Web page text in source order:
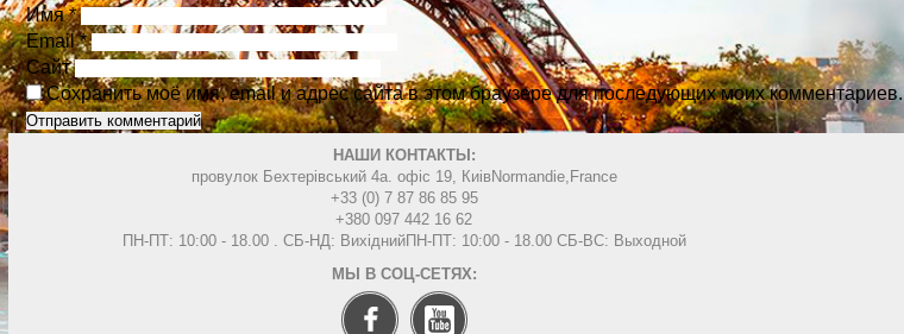
Имя*
Email*
Сайт
Сохранить моё имя, email и адрес сайта в этом браузере для последующих моих комментариев.
НАШИ КОНТАКТЫ:
провулок Бехтерівський 4а. офіс 19, КиівNormandie,France
+33 (0) 7 87 86 85 95
+380 097 442 16 62
ПН-ПТ: 10:00 - 18.00 . СБ-НД: ВихіднийПН-ПТ: 10:00 - 18.00 СБ-ВС: Выходной
МЫ В СОЦ-СЕТЯХ: